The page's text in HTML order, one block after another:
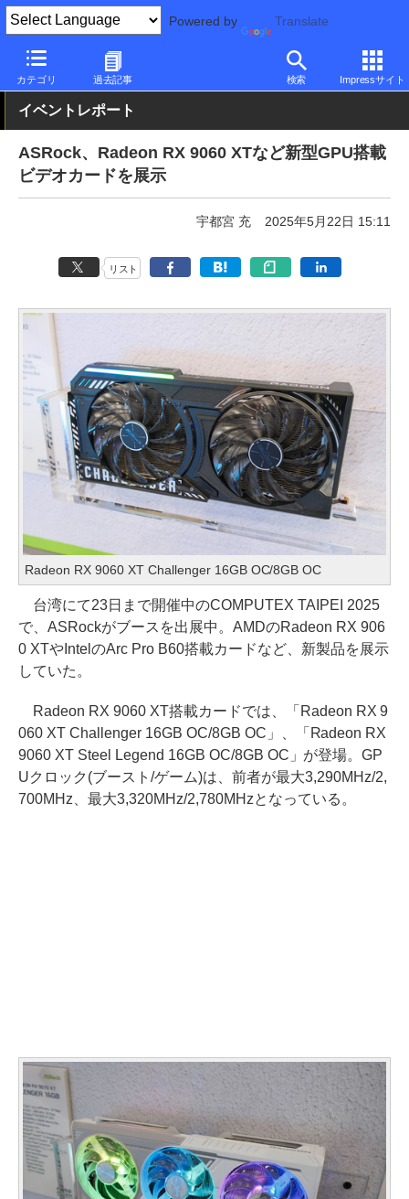
Powered by Translate
カテゴリ 過去記事 検索 Impressサイト
PC Watch 半導体/周辺機器
イベントレポート
ASRock、Radeon RX 9060 XTなど新型GPU搭載
ビデオカードを展示
宇都宮 充 2025年5月22日 15:11
リスト
Radeon RX 9060 XT Challenger 16GB OC/8GB OC
台湾にて23日まで開催中のCOMPUTEX TAIPEI 2025
で、ASRockがブースを出展中。AMDのRadeon RX 906
0 XTやIntelのArc Pro B60搭載カードなど、新製品を展示
していた。
Radeon RX 9060 XT搭載カードでは、「Radeon RX 9
060 XT Challenger 16GB OC/8GB OC」、「Radeon RX
9060 XT Steel Legend 16GB OC/8GB OC」が登場。GP
Uクロック(ブースト/ゲーム)は、前者が最大3,290MHz/2,
700MHz、最大3,320MHz/2,780MHzとなっている。